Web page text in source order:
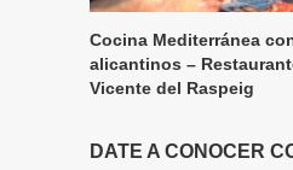
Cocina Mediterránea
alicantinos –
Vicente del Raspeig
DATE A CONOCER